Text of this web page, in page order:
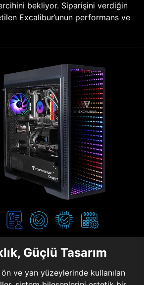
bekliyor. Siparişini verdiğin
Excalibur’unun performans ve
Güçlü Tasarım
ve yan yüzeylerinde kullanılan